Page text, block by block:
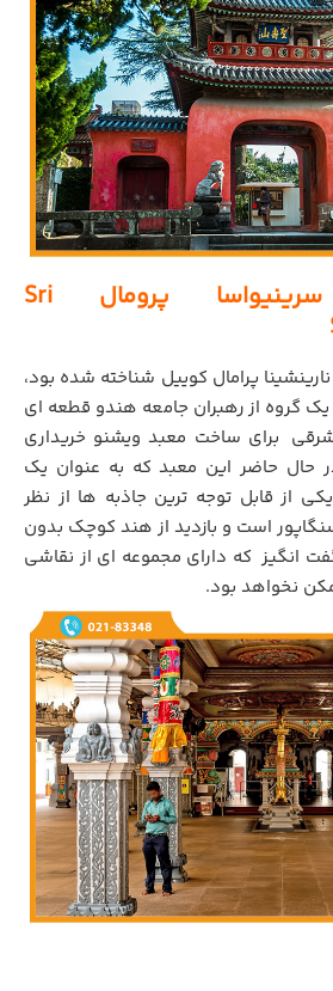
معبد سری سرینیواسا پرومال Sri
پرامال کوییل شناخته شده بود،
زمانی که یک گروه از رهبران جامعه هندو قطعه ای
برای ساخت معبد ویشنو خریداری
حال حاضر این معبد که به عنوان یک
یکی از قابل توجه ترین جاذبه ها از نظر
است و بازدید از هند کوچک بدون
انگیز. که دارای مجموعه ای از نقاشی
نخواهد بود.